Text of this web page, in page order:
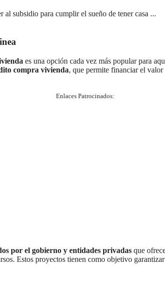
subsidio para cumplir el sueño de tener casa ...
es una opción cada vez más popular para
compra vivienda, que permite financiar el
Enlaces Patrocinados:
por el gobierno y entidades privadas que
Estos proyectos tienen como objetivo